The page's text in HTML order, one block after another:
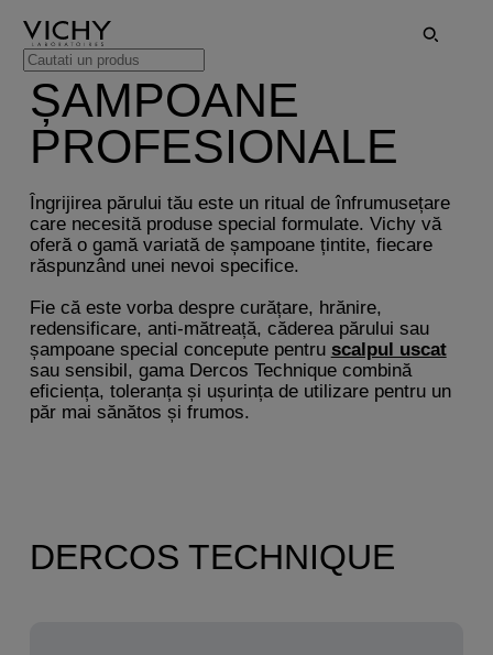
ȘAMPOANE
PROFESIONALE
Îngrijirea părului tău este un ritual de înfrumusețare
care necesită produse special formulate. Vichy vă
oferă o gamă variată de șampoane țintite, fiecare
răspunzând unei nevoi specifice.
Fie că este vorba despre curățare, hrănire,
redensificare, anti-mătreață, căderea părului sau
șampoane special concepute pentru scalpul uscat
sau sensibil, gama Dercos Technique combină
eficiența, toleranța și ușurința de utilizare pentru un
păr mai sănătos și frumos.
DERCOS TECHNIQUE